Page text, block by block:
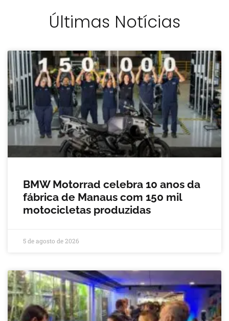
Últimas Notícias
BMW Motorrad celebra 10 anos da
fábrica de Manaus com 150 mil
motocicletas produzidas
5 de agosto de 2026